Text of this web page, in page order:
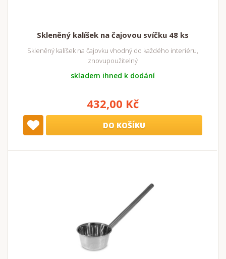
Skleněný kalíšek na čajovou svíčku 48 ks
Skleněný kalíšek na čajovku vhodný do každého interiéru,
znovupoužitelný
skladem ihned k dodání
432,00 Kč
DO KOŠÍKU